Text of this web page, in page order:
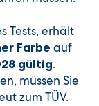
Tests, erhält
Farbe auf
gültig.
müssen Sie
zum TÜV.